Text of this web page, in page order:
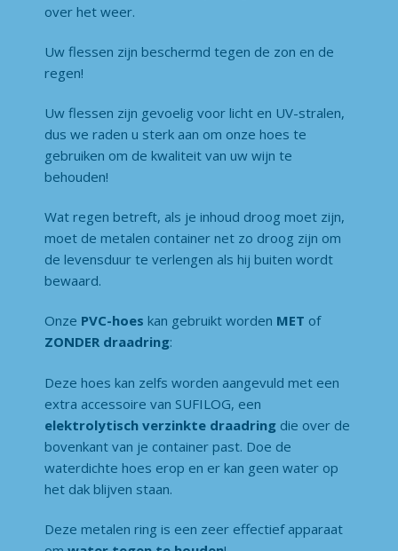
over het weer.
Uw flessen zijn beschermd tegen de zon en de
regen!
Uw flessen zijn gevoelig voor licht en UV-stralen,
dus we raden u sterk aan om onze hoes te
gebruiken om de kwaliteit van uw wijn te
behouden!
Wat regen betreft, als je inhoud droog moet zijn,
moet de metalen container net zo droog zijn om
de levensduur te verlengen als hij buiten wordt
bewaard.
Onze PVC-hoes kan gebruikt worden MET of
ZONDER draadring:
Deze hoes kan zelfs worden aangevuld met een
extra accessoire van SUFILOG, een
elektrolytisch verzinkte draadring die over de
bovenkant van je container past. Doe de
waterdichte hoes erop en er kan geen water op
het dak blijven staan.
Deze metalen ring is een zeer effectief apparaat